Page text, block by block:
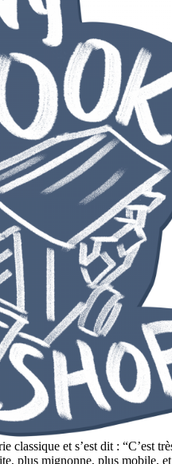
classique et s’est dit : “C’est
plus mignonne, plus mobile,